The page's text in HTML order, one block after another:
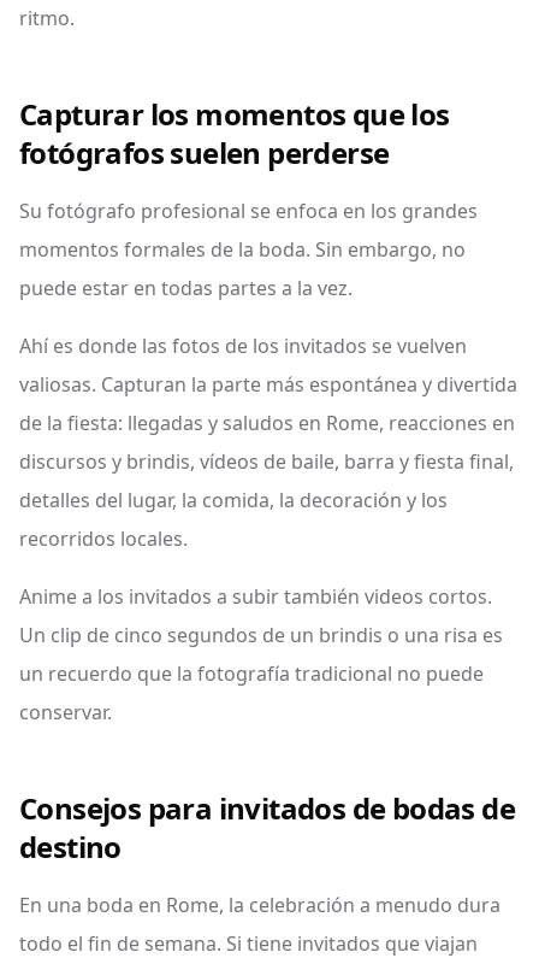
ritmo.
Capturar los momentos que los
fotógrafos suelen perderse
Su fotógrafo profesional se enfoca en los grandes
momentos formales de la boda. Sin embargo, no
puede estar en todas partes a la vez.
Ahí es donde las fotos de los invitados se vuelven
valiosas. Capturan la parte más espontánea y divertida
de la fiesta: llegadas y saludos en Rome, reacciones en
discursos y brindis, vídeos de baile, barra y fiesta final,
detalles del lugar, la comida, la decoración y los
recorridos locales.
Anime a los invitados a subir también videos cortos.
Un clip de cinco segundos de un brindis o una risa es
un recuerdo que la fotografía tradicional no puede
conservar.
Consejos para invitados de bodas de
destino
En una boda en Rome, la celebración a menudo dura
todo el fin de semana. Si tiene invitados que viajan